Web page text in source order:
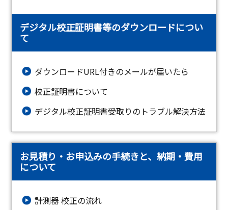
デジタル校正証明書等のダウンロードについ
て
ダウンロードURL付きのメールが届いたら
校正証明書について
デジタル校正証明書受取りのトラブル解決方法
お見積り・お申込みの手続きと、納期・費用
について
計測器 校正の流れ